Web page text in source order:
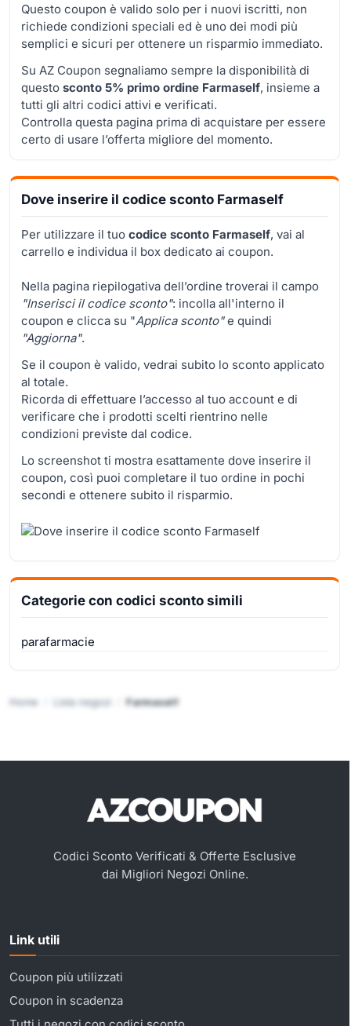
Questo coupon è valido solo per i nuovi iscritti, non
richiede condizioni speciali ed è uno dei modi più
semplici e sicuri per ottenere un risparmio immediato.
Su AZ Coupon segnaliamo sempre la disponibilità di
questo sconto 5% primo ordine Farmaself, insieme a
tutti gli altri codici attivi e verificati.
Controlla questa pagina prima di acquistare per essere
certo di usare l’offerta migliore del momento.
Dove inserire il codice sconto Farmaself
Per utilizzare il tuo codice sconto Farmaself, vai al
carrello e individua il box dedicato ai coupon.
Nella pagina riepilogativa dell’ordine troverai il campo
"Inserisci il codice sconto": incolla all'interno il
coupon e clicca su "Applica sconto"e quindi
"Aggiorna".
Se il coupon è valido, vedrai subito lo sconto applicato
al totale.
Ricorda di effettuare l’accesso al tuo account e di
verificare che i prodotti scelti rientrino nelle
condizioni previste dal codice.
Lo screenshot ti mostra esattamente dove inserire il
coupon, così puoi completare il tuo ordine in pochi
secondi e ottenere subito il risparmio.
Categorie con codici sconto simili
parafarmacie
Home Lista negozi Farmaself
Codici Sconto Verificati & Offerte Esclusive
dai Migliori Negozi Online.
Link utili
Coupon più utilizzati
Coupon in scadenza